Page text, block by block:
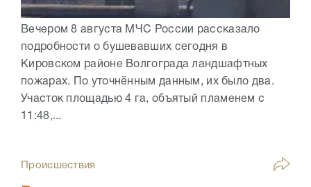
Вечером 8 августа МЧС России рассказало
подробности о бушевавших сегодня в
Кировском районе Волгограда ландшафтных
пожарах. По уточнённым данным, их было два.
Участок площадью 4 га, объятый пламенем с
11:48,...
Происшествия